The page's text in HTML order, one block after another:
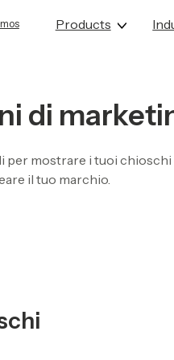
Products
Watch demos
di
per mostrare i tuoi
il tuo marchio.